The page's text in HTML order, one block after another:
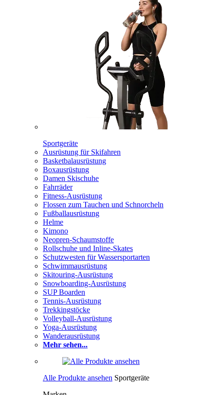
Sportgeräte
Ausrüstung für Skifahren
Basketbalausrüstung
Boxausrüstung
Damen Skischuhe
Fahrräder
Fitness-Ausrüstung
Flossen zum Tauchen und Schnorcheln
Fußballausrüstung
Helme
Kimono
Neopren-Schaumstoffe
Rollschuhe und Inline-Skates
Schutzwesten für Wassersportarten
Schwimmausrüstung
Skitouring-Ausrüstung
Snowboarding-Ausrüstung
SUP Boarden
Tennis-Ausrüstung
Trekkingstöcke
Volleyball-Ausrüstung
Yoga-Ausrüstung
Wanderausrüstung
Mehr sehen...
Alle Produkte ansehen Sportgeräte